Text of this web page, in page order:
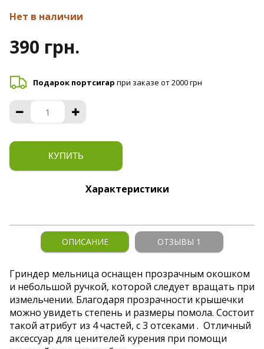
Нет в наличии
390 грн.
Подарок портсигар при заказе от 2000 грн
КУПИТЬ
Характеристики
ОПИСАНИЕ ОТЗЫВЫ 1
Гриндер мельница оснащен прозрачным окошком
и небольшой ручкой, которой следует вращать при
измельчении. Благодаря прозрачности крышечки
можно увидеть степень и размеры помола. Состоит
такой атрибут из 4 частей, с 3 отсеками . Отличный
аксессуар для ценителей курения при помощи